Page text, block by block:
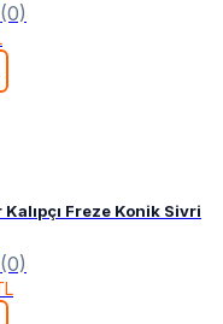
(0)
Freze Konik Sivri
(0)